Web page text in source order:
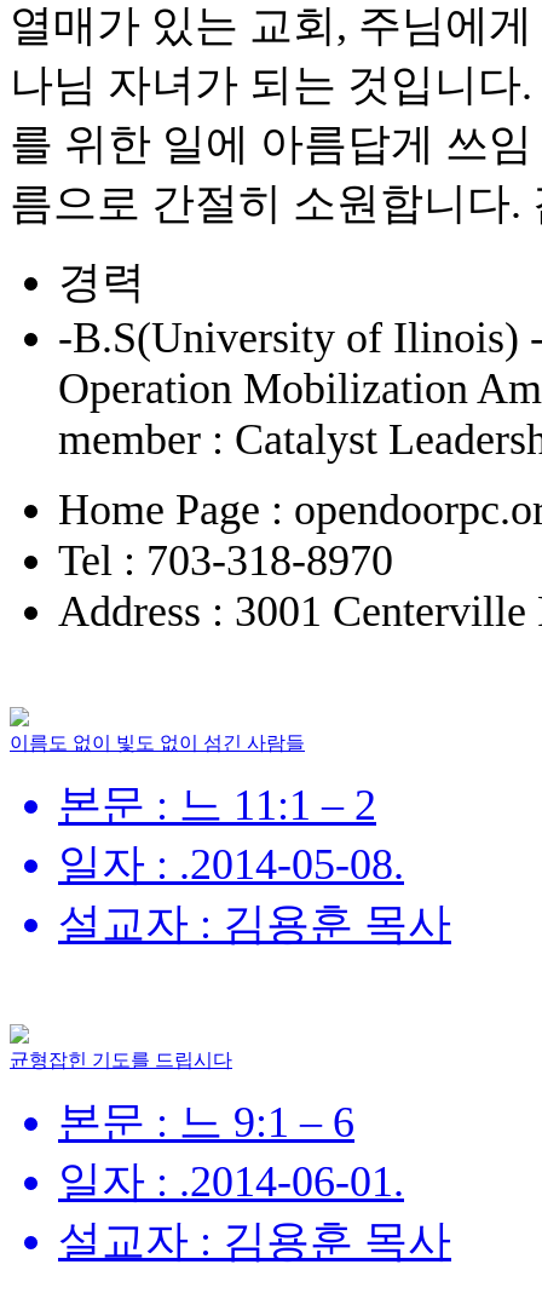
열매가 있는 교회, 주님에
나님 자녀가 되는 것입니
를 위한 일에 아름답게 쓰
름으로 간절히 소원합니다.
경력
-B.S(University of Ilinois)
Operation Mobilization
member : Catalyst
Home Page :
Tel : 703-318-8970
Address : 3001
이름도 없이 빛도 없이 섬긴 사람들
본문 : 느 11:1 – 2
일자 : .2014-05-08.
설교자 : 김용훈 목사
균형잡힌 기도를 드립시다
본문 : 느 9:1 – 6
일자 : .2014-06-01.
설교자 : 김용훈 목사